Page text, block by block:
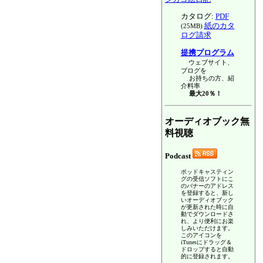
カタログ: PDF
(25MB) 紙のカタ
ログ請求
提携プログラム
ウェブサイト、
ブログを
お持ちの方、紹
介料率
最大20％！
オーディオブック無
料視聴
Podcast
ポッドキャスティン
グの受信ソフトにこ
のバナーのアドレス
を登録すると、新し
いオーディオブック
が更新された時に自
動でダウンロードさ
れ、より便利にお楽
しみいただけます。
このアイコンを
iTunesにドラッグ＆
ドロップすると自動
的に登録されます。